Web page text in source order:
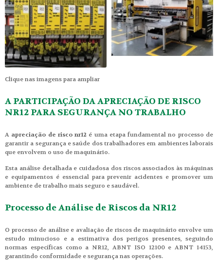
Clique nas imagens para ampliar
A PARTICIPAÇÃO DA APRECIAÇÃO DE RISCO
NR12 PARA SEGURANÇA NO TRABALHO
A apreciação de risco nr12 é uma etapa fundamental no processo de
garantir a segurança e saúde dos trabalhadores em ambientes laborais
que envolvem o uso de maquinário.
Esta análise detalhada e cuidadosa dos riscos associados às máquinas
e equipamentos é essencial para prevenir acidentes e promover um
ambiente de trabalho mais seguro e saudável.
Processo de Análise de Riscos da NR12
O processo de análise e avaliação de riscos de maquinário envolve um
estudo minucioso e a estimativa dos perigos presentes, seguindo
normas específicas como a NR12, ABNT ISO 12100 e ABNT 14153,
garantindo conformidade e segurança nas operações.